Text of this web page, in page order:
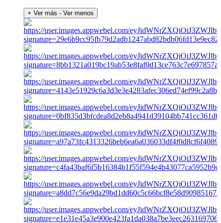
+ Ver más - Ver menos